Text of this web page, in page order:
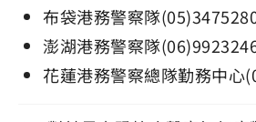
布袋港務警察隊
澎湖港務警察隊
花蓮港務警察總隊勤務中心